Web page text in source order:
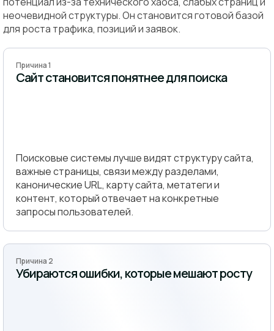
неочевидной структуры. Он становится готовой базой
для роста трафика, позиций и заявок.
Причина 1
Сайт становится понятнее для поиска
Поисковые системы лучше видят структуру сайта,
важные страницы, связи между разделами,
канонические URL, карту сайта, метатеги и
контент, который отвечает на конкретные
запросы пользователей.
Причина 2
Убираются ошибки, которые мешают росту